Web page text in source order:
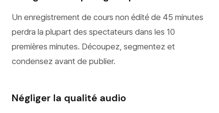
Un enregistrement de cours non édité de 45 minutes
perdra la plupart des spectateurs dans les 10
premières minutes. Découpez, segmentez et
condensez avant de publier.
Négliger la qualité audio